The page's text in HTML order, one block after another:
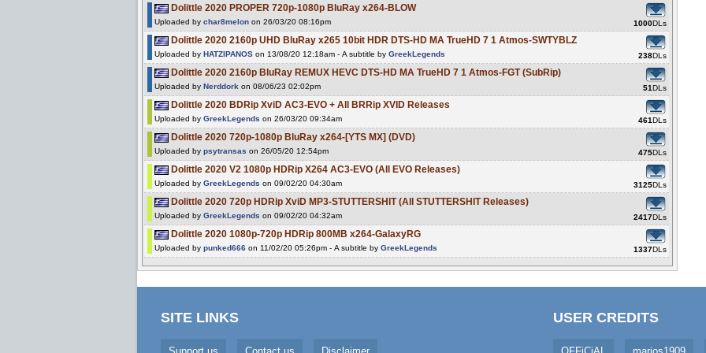
Dolittle 2020 PROPER 720p-1080p BluRay x264-BLOW
Uploaded by char8melon on 26/03/20 08:16pm 1000DLs
Dolittle 2020 2160p UHD BluRay x265 10bit HDR DTS-HD MA TrueHD 7 1 Atmos-SWTYBLZ
Uploaded by HATZIPANOS on 13/08/20 12:18am - A subtitle by GreekLegends 238DLs
Dolittle 2020 2160p BluRay REMUX HEVC DTS-HD MA TrueHD 7 1 Atmos-FGT (SubRip)
Uploaded by Nerddork on 08/06/23 02:02pm 51DLs
Dolittle 2020 BDRip XviD AC3-EVO + All BRRip XVID Releases
Uploaded by GreekLegends on 26/03/20 09:34am 461DLs
Dolittle 2020 720p-1080p BluRay x264-[YTS MX] (DVD)
Uploaded by psytransas on 26/05/20 12:54pm 475DLs
Dolittle 2020 V2 1080p HDRip X264 AC3-EVO (All EVO Releases)
Uploaded by GreekLegends on 09/02/20 04:30am 3125DLs
Dolittle 2020 720p HDRip XviD MP3-STUTTERSHIT (All STUTTERSHIT Releases)
Uploaded by GreekLegends on 09/02/20 04:32am 2417DLs
Dolittle 2020 1080p-720p HDRip 800MB x264-GalaxyRG
Uploaded by punked666 on 11/02/20 05:26pm - A subtitle by GreekLegends 1337DLs
SITE LINKS USER CREDITS